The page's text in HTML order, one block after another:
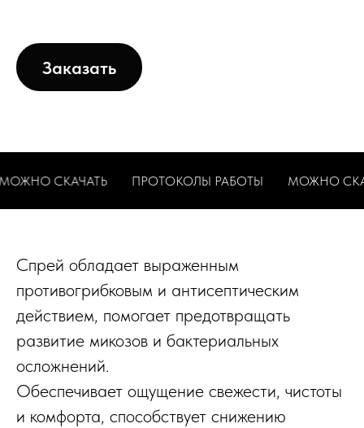
Заказать
ПРОТОКОЛЫ РАБОТЫ МОЖНО СКАЧАТЬ
Спрей обладает выраженным
противогрибковым и антисептическим
действием, помогает предотвращать
развитие микозов и бактериальных
осложнений.​
Обеспечивает ощущение свежести, чистоты
и комфорта, способствует снижению